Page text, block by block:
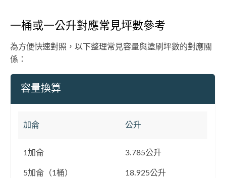
一桶或一公升對應常見坪數參考
為方便快速對照，以下整理常見容量與塗刷坪數的對應關
係：
容量換算
加侖 公升
1加侖 3.785公升
5加侖（1桶） 18.925公升